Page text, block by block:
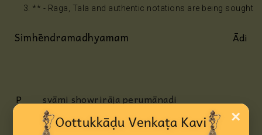
** - Raga, Tala and authentic notations are being sought
Simhēndramadhyamam Ādi
P
svāmi showrirāja perumānaḍi
sarvānga sundaranaḍi
×